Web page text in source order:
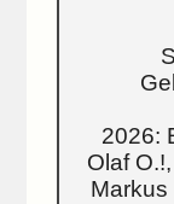
2026:
Olaf
Markus